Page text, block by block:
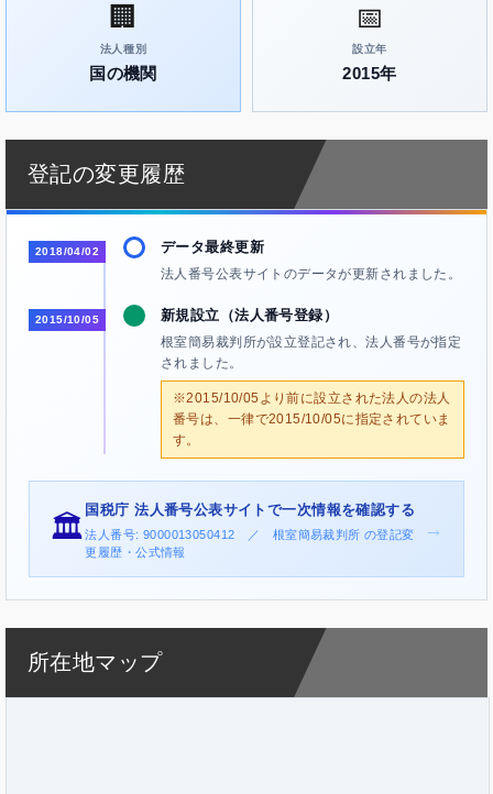
🏢
法人種別
国の機関
📅
設立年
2015年
登記の変更履歴
2018/04/02 データ最終更新
法人番号公表サイトのデータが更新されました。
2015/10/05 新規設立（法人番号登録）
根室簡易裁判所が設立登記され、法人番号が指定
されました。
※2015/10/05より前に設立された法人の法人
番号は、一律で2015/10/05に指定されていま
す。
🏛️
国税庁 法人番号公表サイトで一次情報を確認する
法人番号: 9000013050412 ／ 根室簡易裁判所 の登記変
更履歴・公式情報
→
所在地マップ